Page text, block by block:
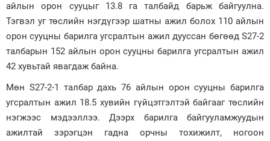
айлын орон сууцыг 13.8 га талбайд барьж байгуулна.
Тэгвэл уг төслийн нэгдүгээр шатны ажил болох 110 айлын
орон сууцны барилга угсралтын ажил дууссан бөгөөд S27-2
талбарын 152 айлын орон сууцны барилга угсралтын ажил
42 хувьтай явагдаж байна.
Мөн S27-2-1 талбар дахь 76 айлын орон сууцны барилга
угсралтын ажил 18.5 хувийн гүйцэтгэлтэй байгааг төслийн
нэгжээс мэдээллээ. Дээрх барилга байгууламжуудын
ажилтай зэрэгцэн гадна орчны тохижилт, ногоон